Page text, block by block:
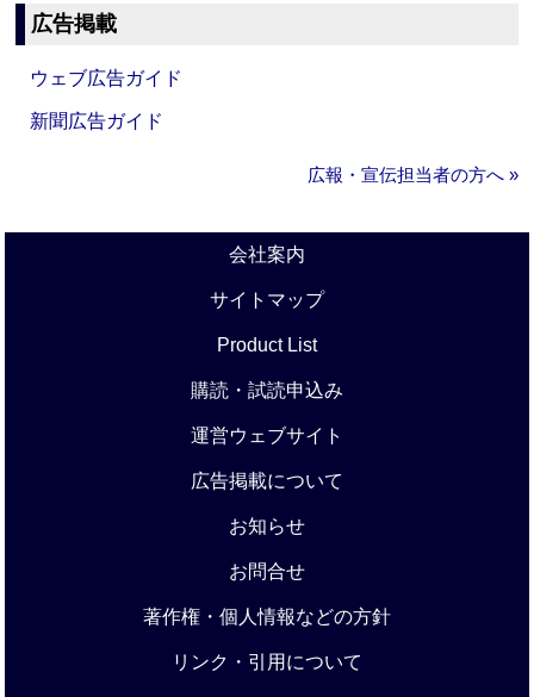
広告掲載
ウェブ広告ガイド
新聞広告ガイド
広報・宣伝担当者の方へ »
会社案内
サイトマップ
Product List
購読・試読申込み
運営ウェブサイト
広告掲載について
お知らせ
お問合せ
著作権・個人情報などの方針
リンク・引用について